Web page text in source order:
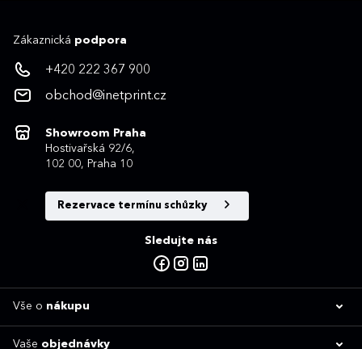
Zákaznická podpora
+420 222 367 900
obchod@inetprint.cz
Showroom Praha
Hostivařská 92/6,
102 00, Praha 10
Rezervace termínu schůzky
Sledujte nás
Vše o nákupu
Vaše objednávky